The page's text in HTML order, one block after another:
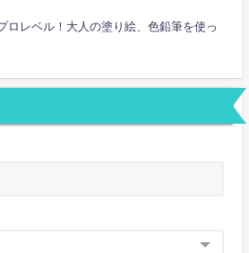
ロレベル！大人の塗り絵、色鉛筆を使っ